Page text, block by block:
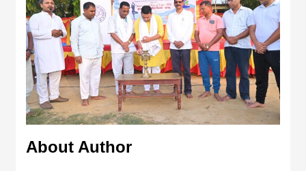
About Author